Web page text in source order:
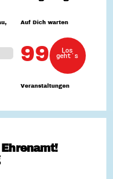
Ehrenamt
Hessen - Engagement
schaffen mehr
Auf Dich warten
99
Veranstaltungen
Los
geht´s